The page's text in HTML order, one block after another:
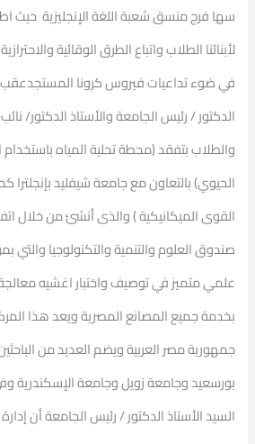
سها فرج منسق شعبة اللغة الإنجليزية حيث
لأبنائنا الطلاب واتباع الطرق الوقائية
في ضوء تداعيات فيروس كرونا المستجدعقب
الدكتور / رئيس الجامعة والأستاذ الدكتور/
والطلاب بتفقد (محطة تحلية المياه
الحيوي) بالتعاون مع جامعة شيفليد
القوى الميكانيكية ) والذى أنشئ من خلال
صندوق العلوم والتنمية والتكنولوجيا والتي
علمي متميز في توصيف واختبار اغشيه
بخدمة جميع المصانع المصرية ويعد هذا
جمهورية مصر العربية ويضم العديد من
بورسعيد وجامعة زويل وجامعة الإسكندرية
السيد الأستاذ الدكتور / رئيس الجامعة أن